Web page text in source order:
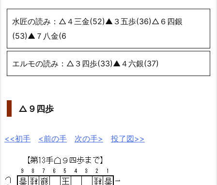
水匠の読み：△４三金(52)▲３五歩(36)△６四銀
(53)▲７八金(6
エルモの読み：△３四歩(33)▲４六銀(37)
△９四歩
<<初手 <前の手 次の手> 投了図>>